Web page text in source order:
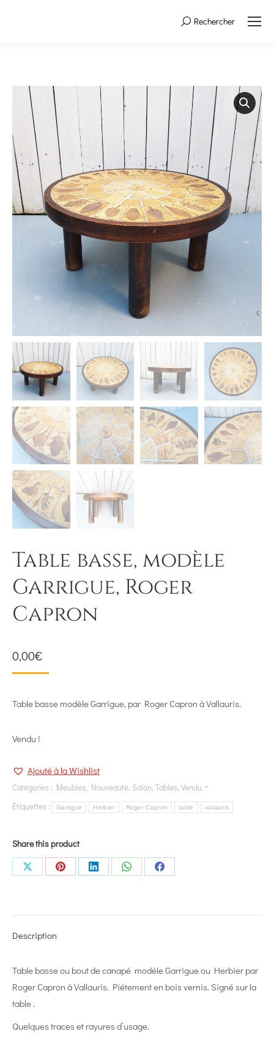
Search:Rechercher
Table basse, modèle
Garrigue, Roger
Capron
0,00€
Table basse modèle Garrigue, par Roger Capron à Vallauris.
Vendu !
Ajouté à la Wishlist
Catégories : Meubles, Nouveauté, Salon, Tables, Vendu
Étiquettes :
Garrigue Herbier Roger Capron table vallauris
Share this product
Share
Share
Share
Share
Share
Description
Table basse ou bout de canapé modèle Garrigue ou Herbier par
Roger Capron à Vallauris. Piétement en bois vernis. Signé sur la
table .
Quelques traces et rayures d’usage.